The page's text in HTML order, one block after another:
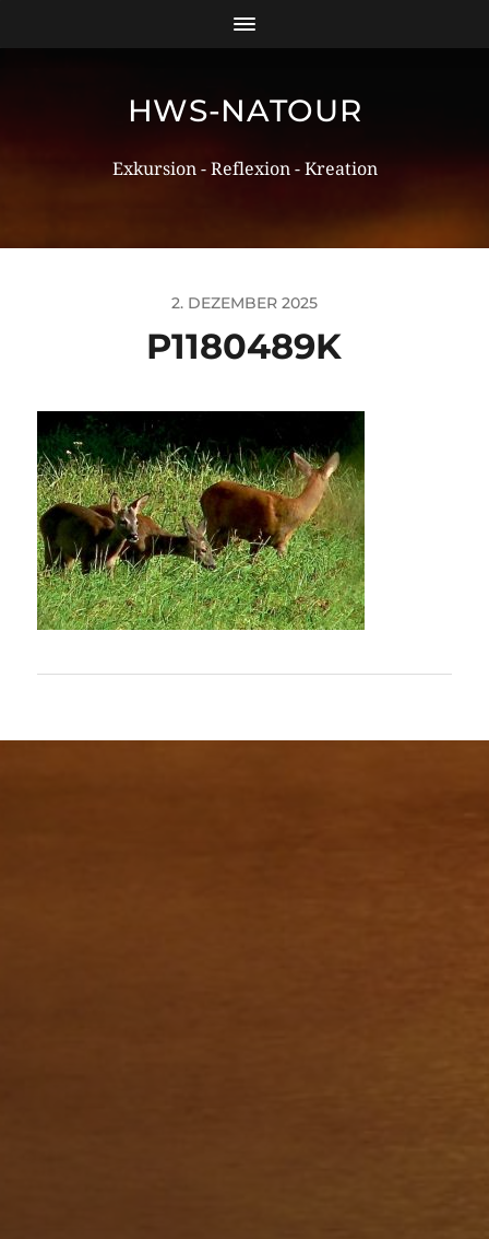
HWS-NATOUR
Exkursion - Reflexion - Kreation
2. DEZEMBER 2025
P1180489K